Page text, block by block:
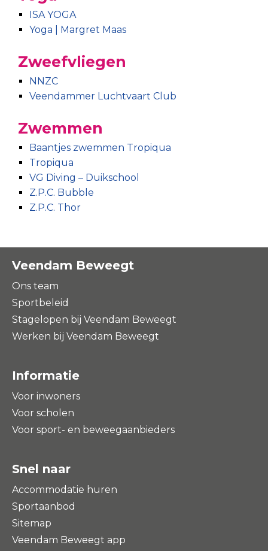
ISA YOGA
Yoga | Margret Maas
Zweefvliegen
NNZC
Veendammer Luchtvaart Club
Zwemmen
Baantjes zwemmen Tropiqua
Tropiqua
VG Diving – Duikschool
Z.P.C. Bubble
Z.P.C. Thor
Veendam Beweegt
Ons team
Sportbeleid
Stagelopen bij Veendam Beweegt
Werken bij Veendam Beweegt
Informatie
Voor inwoners
Voor scholen
Voor sport- en beweegaanbieders
Snel naar
Accommodatie huren
Sportaanbod
Sitemap
Veendam Beweegt app